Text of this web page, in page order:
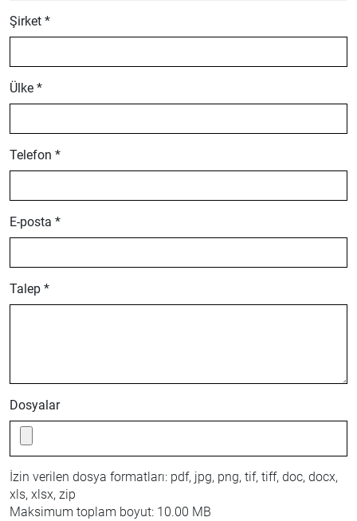
Şirket *
Ülke *
Telefon *
E-posta *
Talep *
Dosyalar
İzin verilen dosya formatları: pdf, jpg, png, tif, tiff, doc, docx,
xls, xlsx, zip
Maksimum toplam boyut: 10.00 MB